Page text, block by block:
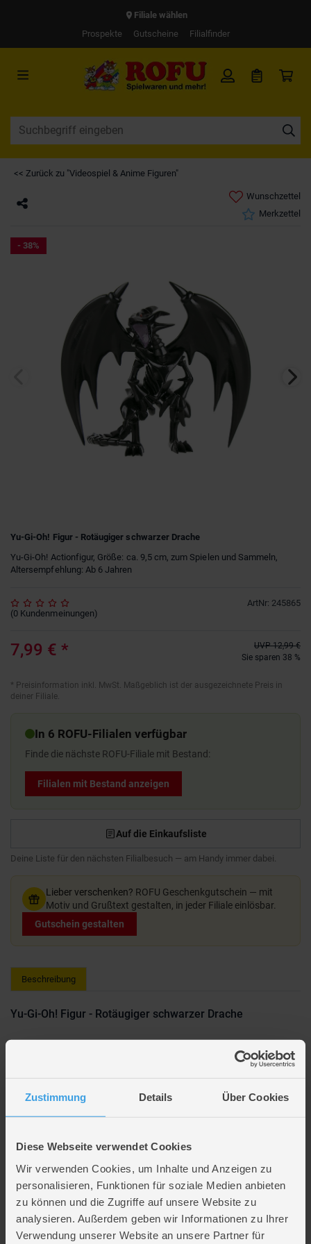
Zustimmung Details Über Cookies
Diese Webseite verwendet Cookies
Wir verwenden Cookies, um Inhalte und Anzeigen zu
personalisieren, Funktionen für soziale Medien anbieten
zu können und die Zugriffe auf unsere Website zu
analysieren. Außerdem geben wir Informationen zu Ihrer
Verwendung unserer Website an unsere Partner für
Filiale wählen
Prospekte
Gutscheine Filialfinder
<< Zurück zu "Videospiel & Anime Figuren"
Wunschzettel
Merkzettel
- 38%
Yu-Gi-Oh! Figur - Rotäugiger schwarzer Drache
Yu-Gi-Oh! Actionfigur, Größe: ca. 9,5 cm, zum Spielen und Sammeln,
Altersempfehlung: Ab 6 Jahren
ArtNr: 245865
(0 Kundenmeinungen)
7,99 € * UVP 12,99 €
Sie sparen 38 %
* Preisinformation inkl. MwSt. Maßgeblich ist der ausgezeichnete Preis in
deiner Filiale.
In 6 ROFU-Filialen verfügbar
Finde die nächste ROFU-Filiale mit Bestand:
Filialen mit Bestand anzeigen
Auf die Einkaufsliste
Deine Liste für den nächsten Filialbesuch — am Handy immer dabei.
Lieber verschenken? ROFU Geschenkgutschein — mit
Motiv und Grußtext gestalten, in jeder Filiale einlösbar.
Gutschein gestalten
Beschreibung
Yu-Gi-Oh! Figur - Rotäugiger schwarzer Drache
antiken Pharaos Atomu bei ihren Kämpfen gegen die Ungerechten und
Lieferumfang: 1 x Yu-Gi-Oh Figur - Rotäugiger schwarzer Drache
Hersteller: Boti
Achtung!Nicht für Kinder unter 3 Jahren geeignet.
Verschluckbare Kleinteile. Erstickungsgefahr.
Action Figur ca. 9,75 cm